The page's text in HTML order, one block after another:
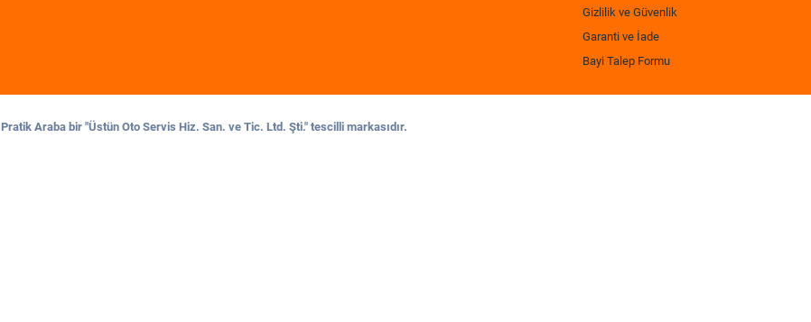
Gizlilik ve Güvenlik
Garanti ve İade
Bayi Talep Formu
Pratik Araba bir "Üstün Oto Servis Hiz. San. ve Tic. Ltd. Şti." tescilli markasıdır.